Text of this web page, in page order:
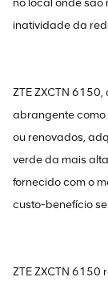
inatividade da
ZTE ZXCTN
abrangente como
ou renovados,
verde da mais
fornecido com o
custo-benefício
ZTE ZXCTN